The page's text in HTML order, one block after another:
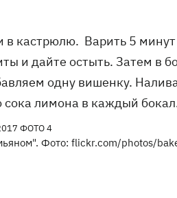
кастрюлю. Варить 5
и дайте остыть. Затем в
одну вишенку.
лимона в каждый
Фото: flickr.com/photos/